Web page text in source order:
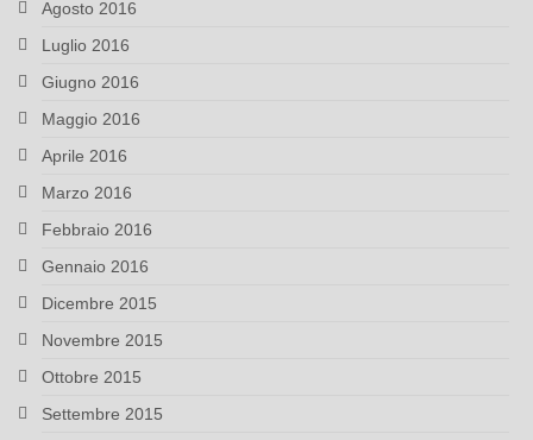
Agosto 2016
Luglio 2016
Giugno 2016
Maggio 2016
Aprile 2016
Marzo 2016
Febbraio 2016
Gennaio 2016
Dicembre 2015
Novembre 2015
Ottobre 2015
Settembre 2015